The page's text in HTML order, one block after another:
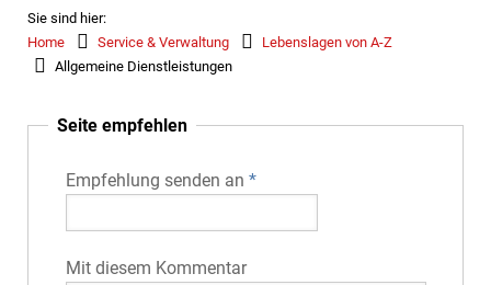
Sie sind hier:
Home
Service & Verwaltung
Lebenslagen von A-Z
Allgemeine Dienstleistungen
Seite empfehlen
Empfehlung senden an *
Mit diesem Kommentar